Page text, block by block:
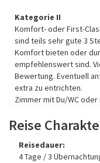
Kategorie II
Komfort- oder First-
sind teils sehr gute 3
Komfort bieten oder
empfehlenswert sind.
Bewertung. Eventuell
extra zu entrichten.
Zimmer mit Du/WC oder
Reise
Reisedauer:
4 Tage / 3